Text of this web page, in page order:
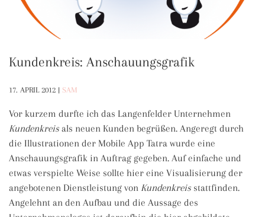
Kundenkreis: Anschauungsgrafik
17. APRIL 2012 | SAM
Vor kurzem durfte ich das Langenfelder Unternehmen
Kundenkreis als neuen Kunden begrüßen. Angeregt durch
die Illustrationen der Mobile App Tatra wurde eine
Anschauungsgrafik in Auftrag gegeben. Auf einfache und
etwas verspielte Weise sollte hier eine Visualisierung der
angebotenen Dienstleistung von Kundenkreis stattfinden.
Angelehnt an den Aufbau und die Aussage des